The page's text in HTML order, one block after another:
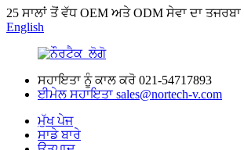
25 ਸਾਲਾਂ ਤੋਂ ਵੱਧ OEM ਅਤੇ ODM ਸੇਵਾ ਦਾ ਤਜਰਬਾ
English
ਸਹਾਇਤਾ ਨੂੰ ਕਾਲ ਕਰੋ 021-54717893
ਈਮੇਲ ਸਹਾਇਤਾ sales@nortech-v.com
ਮੁੱਖ ਪੇਜ
ਸਾਡੇ ਬਾਰੇ